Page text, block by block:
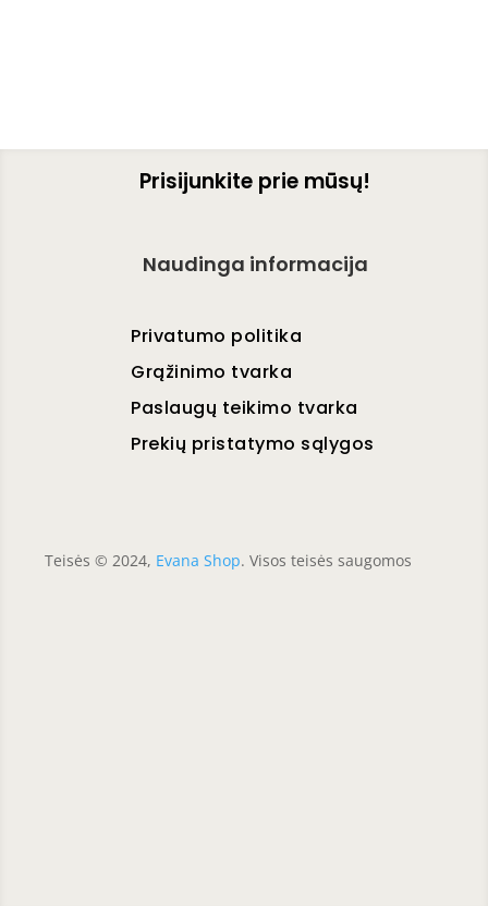
Prisijunkite prie mūsų!
Naudinga informacija
Privatumo politika
Grąžinimo tvarka
Paslaugų teikimo tvarka
Prekių pristatymo sąlygos
Teisės © 2024, Evana Shop. Visos teisės saugomos